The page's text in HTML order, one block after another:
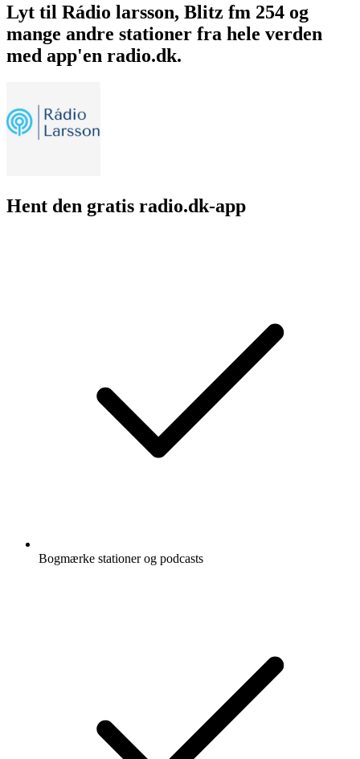
Lyt til Rádio larsson, Blitz fm 254 og
mange andre stationer fra hele verden
med app'en radio.dk.
Hent den gratis radio.dk-app
Bogmærke stationer og podcasts